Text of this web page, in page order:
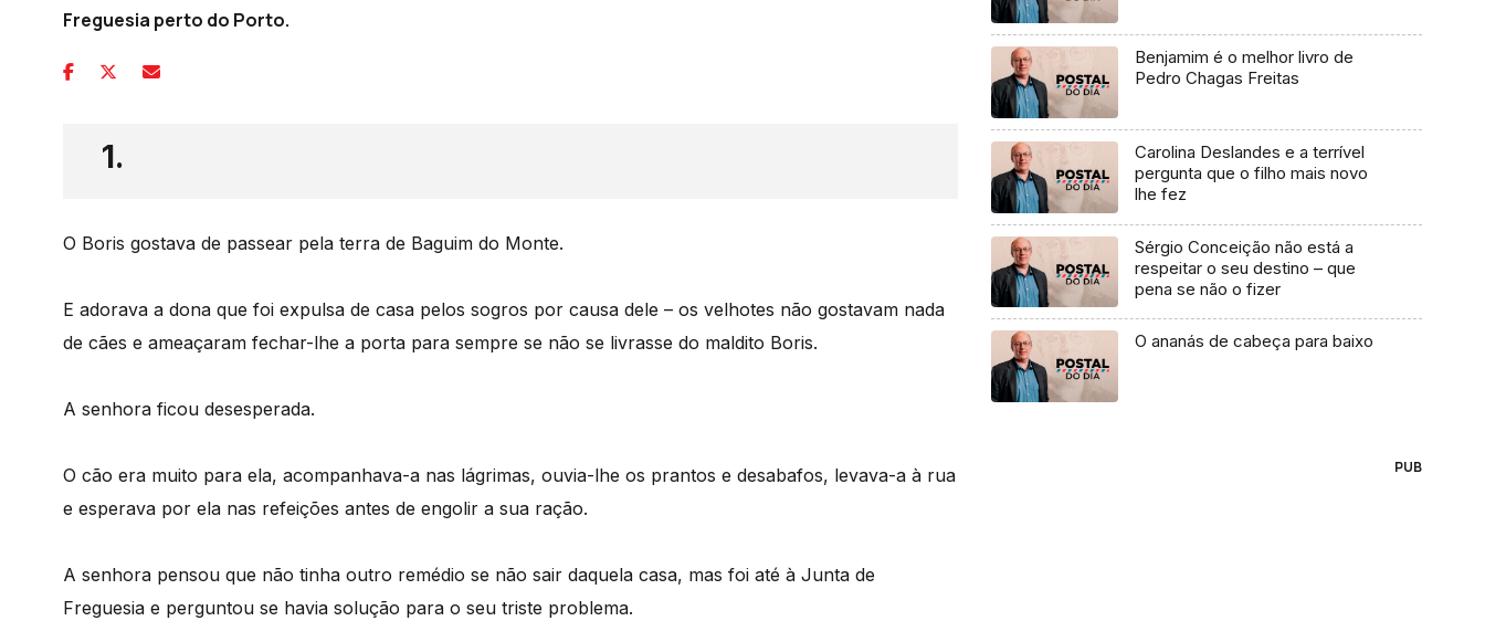
Freguesia perto do Porto.
1.
O Boris gostava de passear pela terra de Baguim do Monte.
E adorava a dona que foi expulsa de casa pelos sogros por causa dele – os velhotes não gostavam nada
de cães e ameaçaram fechar-lhe a porta para sempre se não se livrasse do maldito Boris.
A senhora ficou desesperada.
O cão era muito para ela, acompanhava-a nas lágrimas, ouvia-lhe os prantos e desabafos, levava-a à rua
e esperava por ela nas refeições antes de engolir a sua ração.
A senhora pensou que não tinha outro remédio se não sair daquela casa, mas foi até à Junta de
Freguesia e perguntou se havia solução para o seu triste problema.
Benjamim é o melhor livro de
Pedro Chagas Freitas
Carolina Deslandes e a terrível
pergunta que o filho mais novo
lhe fez
Sérgio Conceição não está a
respeitar o seu destino – que
pena se não o fizer
O ananás de cabeça para baixo
PUB